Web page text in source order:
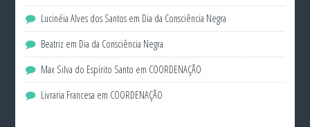
Lucinéia Alves dos Santos em Dia da Consciência Negra
Beatriz em Dia da Consciência Negra
Max Silva do Espírito Santo em COORDENAÇÃO
Livraria Francesa em COORDENAÇÃO